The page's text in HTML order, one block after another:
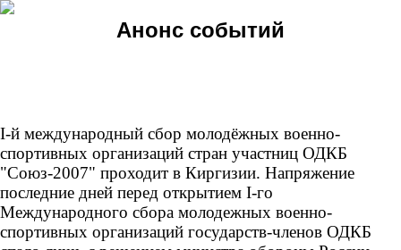
Анонс событий
I-й международный сбор молодёжных военно-
спортивных организаций стран участниц ОДКБ
"Союз-2007" проходит в Киргизии. Напряжение
последние дней перед открытием I-го
Международного сбора молодежных военно-
спортивных организаций государств-членов ОДКБ